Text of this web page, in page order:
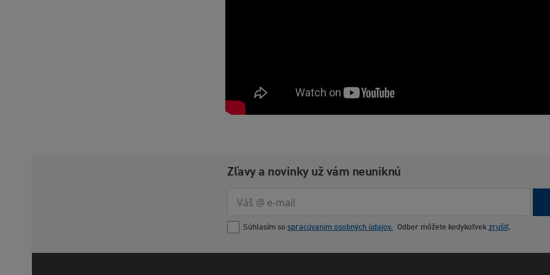
Zľavy a novinky už vám neuniknú
Súhlasím so spracúvaním osobných údajov. Odber môžete kedykoľvek zrušiť.